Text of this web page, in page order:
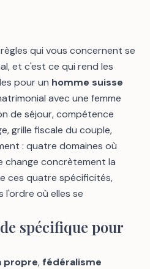
qui vous concernent se
et c'est ce qui rend les
pour un homme suisse
avec une femme
de séjour, compétence
grille fiscale du couple,
: quatre domaines où
change concrètement la
ces quatre spécificités,
l'ordre où elles se
spécifique pour
propre, fédéralisme